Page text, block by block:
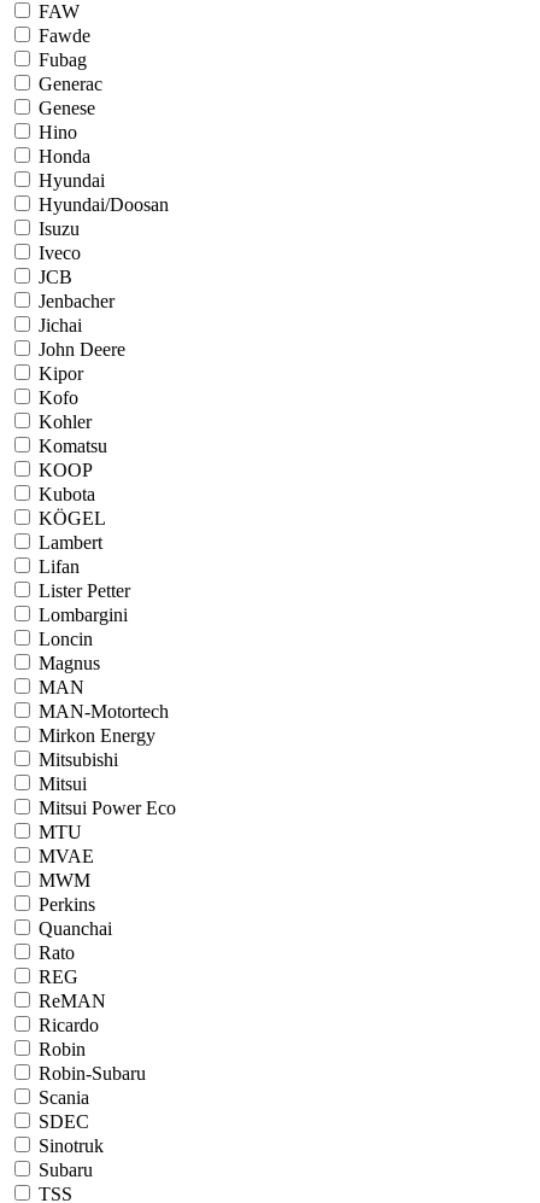
FAW
Fawde
Fubag
Generac
Genese
Hino
Honda
Hyundai
Hyundai/Doosan
Isuzu
Iveco
JCB
Jenbacher
Jichai
John Deere
Kipor
Kofo
Kohler
Komatsu
KOOP
Kubota
KÖGEL
Lambert
Lifan
Lister Petter
Lombargini
Loncin
Magnus
MAN
MAN-Motortech
Mirkon Energy
Mitsubishi
Mitsui
Mitsui Power Eco
MTU
MVAE
MWM
Perkins
Quanchai
Rato
REG
ReMAN
Ricardo
Robin
Robin-Subaru
Scania
SDEC
Sinotruk
Subaru
TSS